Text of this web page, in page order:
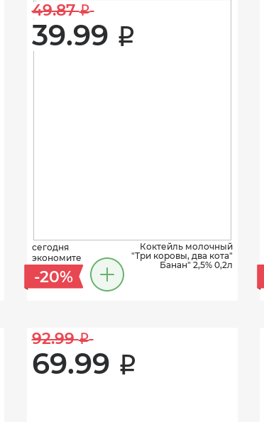
49.87 i
39.99 i
сегодня
экономите
-20%
Коктейль молочный
"Три коровы, два кота"
Банан" 2,5% 0,2л
92.99 i
69.99 i